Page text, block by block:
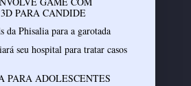
PARA CANDIDE
Phisalia para a garotada
seu hospital para tratar casos
PARA ADOLESCENTES